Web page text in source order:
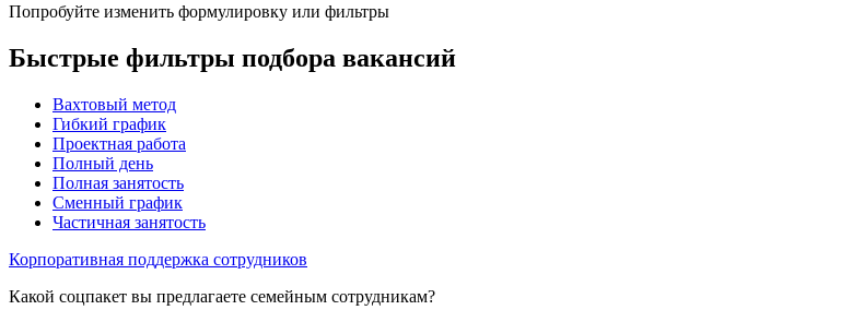
Попробуйте изменить формулировку или фильтры
Быстрые фильтры подбора вакансий
Вахтовый метод
Гибкий график
Проектная работа
Полный день
Полная занятость
Сменный график
Частичная занятость
Корпоративная поддержка сотрудников
Какой соцпакет вы предлагаете семейным сотрудникам?